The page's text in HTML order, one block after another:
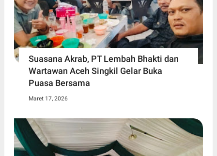
Suasana Akrab, PT Lembah Bhakti dan
Wartawan Aceh Singkil Gelar Buka
Puasa Bersama
Maret 17, 2026